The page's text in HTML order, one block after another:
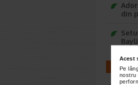
Acest
Pe
nostru
din